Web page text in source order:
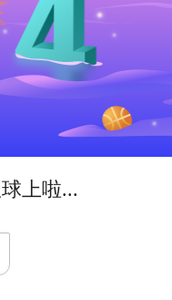
上啦...